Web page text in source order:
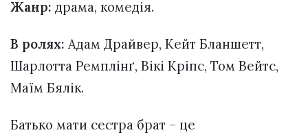
Жанр: драма, комедія.
В ролях: Адам Драйвер, Кейт Бланшетт,
Шарлотта Ремплінґ, Вікі Кріпс, Том Вейтс,
Маїм Бялік.
Батько мати сестра брат – це